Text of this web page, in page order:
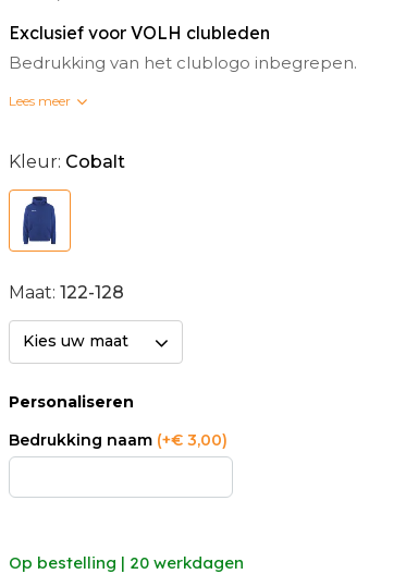
Exclusief voor VOLH clubleden
Bedrukking van het clublogo inbegrepen.
Bedrukte clubkleding kan niet omgeruild
Lees meer
Kleur: Cobalt
Maat: 122-128
Kies uw maat
Personaliseren
Bedrukking naam (+€ 3,00)
Op bestelling | 20 werkdagen